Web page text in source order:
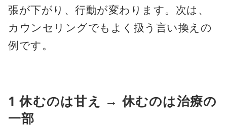
張が下がり、行動が変わります。次は、
カウンセリングでもよく扱う言い換えの
例です。
1 休むのは甘え → 休むのは治療の
一部